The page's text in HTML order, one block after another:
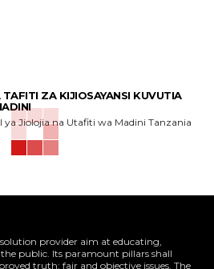
ZA KIJIOSAYANSI KUVUTIA
provider aim at educating,
public. Its paramount pillars shall
truth; fair and objective issues. The